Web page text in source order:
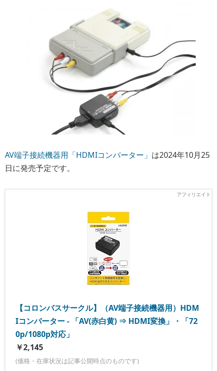
AV端子接続機器用「HDMIコンバーター」 は2024年10月25
日に発売予定です。
【コロンバスサークル】（AV端子接続機器用）HDM
Iコンバーター - 「AV(赤白黄) ⇒ HDMI変換」・「72
0p/1080p対応」
￥2,145
(価格・在庫状況は記事公開時点のものです)